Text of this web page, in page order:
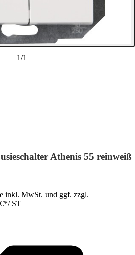
1/1
Athenis 55 reinweiß
inkl. MwSt. und ggf. zzgl.
*/ ST